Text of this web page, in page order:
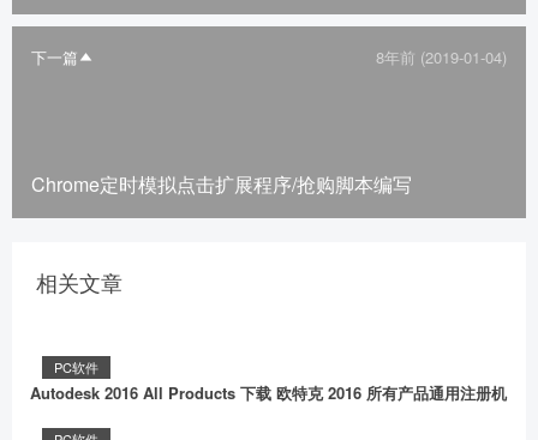
立刻支付
下一篇 8年前 (2019-01-04)
Chrome定时模拟点击扩展程序/抢购脚本编写
相关文章
PC软件
Autodesk 2016 All Products 下载 欧特克 2016 所有产品通用注册机